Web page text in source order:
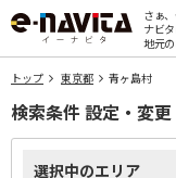
さぁ
ナビ
地元
トップ 東京都 青ヶ島村
検索条件 設定・変更
選択中のエリア